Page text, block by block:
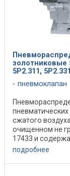
золотниковые
5Р2.311, 5Р2.331
пневмоклапан
сжатого
очищенном не
17433 и
35 мм2/с при ...
подробнее